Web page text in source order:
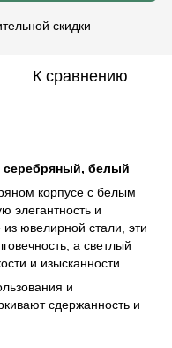
скидки
К сравнению
серебряный, белый
корпусе с белым
элегантность и
ювелирной стали, эти
а светлый
и изысканности.
и
сдержанность и